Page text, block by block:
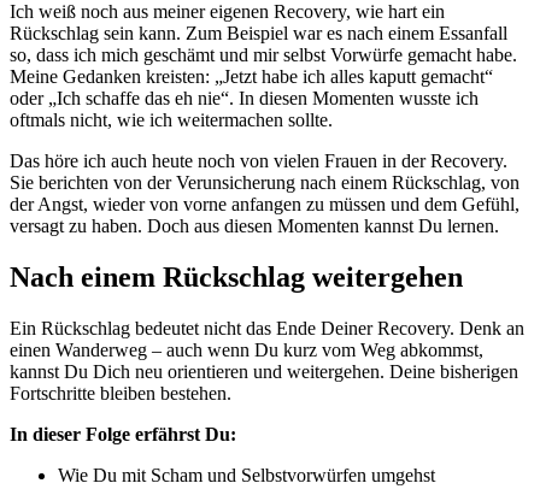
Ich weiß noch aus meiner eigenen Recovery, wie hart ein
Rückschlag sein kann. Zum Beispiel war es nach einem Essanfall
so, dass ich mich geschämt und mir selbst Vorwürfe gemacht habe.
Meine Gedanken kreisten: „Jetzt habe ich alles kaputt gemacht“
oder „Ich schaffe das eh nie“. In diesen Momenten wusste ich
oftmals nicht, wie ich weitermachen sollte.
Das höre ich auch heute noch von vielen Frauen in der Recovery.
Sie berichten von der Verunsicherung nach einem Rückschlag, von
der Angst, wieder von vorne anfangen zu müssen und dem Gefühl,
versagt zu haben. Doch aus diesen Momenten kannst Du lernen.
Nach einem Rückschlag weitergehen
Ein Rückschlag bedeutet nicht das Ende Deiner Recovery. Denk an
einen Wanderweg – auch wenn Du kurz vom Weg abkommst,
kannst Du Dich neu orientieren und weitergehen. Deine bisherigen
Fortschritte bleiben bestehen.
In dieser Folge erfährst Du:
Wie Du mit Scham und Selbstvorwürfen umgehst